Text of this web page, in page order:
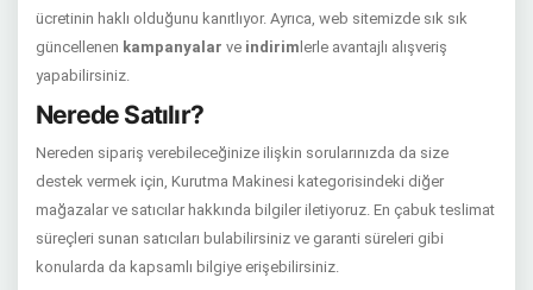
ücretinin haklı olduğunu kanıtlıyor. Ayrıca, web sitemizde sık sık
güncellenen kampanyalar ve indirim lerle avantajlı alışveriş
yapabilirsiniz.
Nerede Satılır?
Nereden sipariş verebileceğinize ilişkin sorularınızda da size
destek vermek için, Kurutma Makinesi kategorisindeki diğer
mağazalar ve satıcılar hakkında bilgiler iletiyoruz. En çabuk teslimat
süreçleri sunan satıcıları bulabilirsiniz ve garanti süreleri gibi
konularda da kapsamlı bilgiye erişebilirsiniz.